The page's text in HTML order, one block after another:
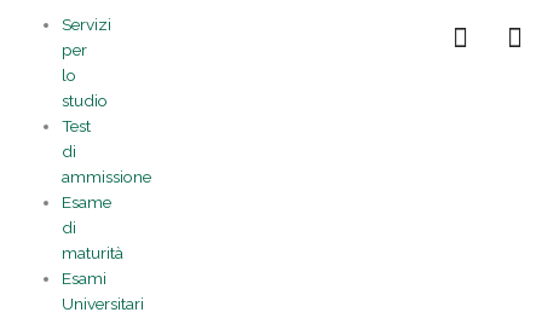
contenuto
Servizi
per
lo
studio
Test
di
ammissione
Esame
di
maturità
Esami
Universitari